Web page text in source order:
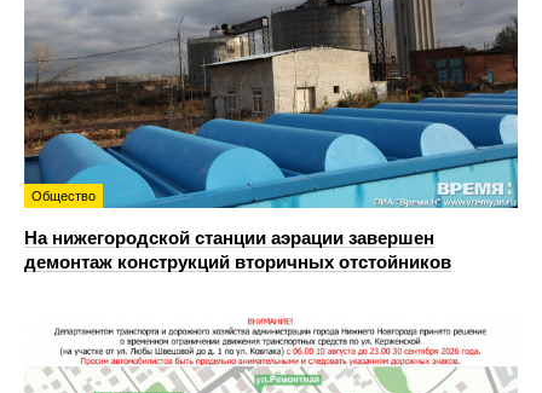
Общество
На нижегородской станции аэрации завершен
демонтаж конструкций вторичных отстойников